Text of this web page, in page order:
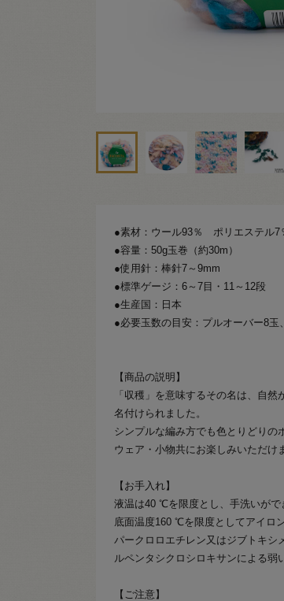
●素材：ウール93％ ポリエステル7
●容量：50g玉巻（約30m）
●使用針：棒針7～9mm
●標準ゲージ：6～7目・11～12段
●生産国：日本
●必要玉数の目安：プルオーバー8玉
【商品の説明】
「収穫」を意味するその名は、自
名付けられました。
シンプルな編み方でも色とりどりの
ウェア・小物共にお楽しみいただけ
【お手入れ】
液温は40 ℃を限度とし、手洗いがで
底面温度160 ℃を限度としてアイロ
パークロロエチレン又はジブトキシ
ルペンタシクロシロキサンによる弱
【ご注意】